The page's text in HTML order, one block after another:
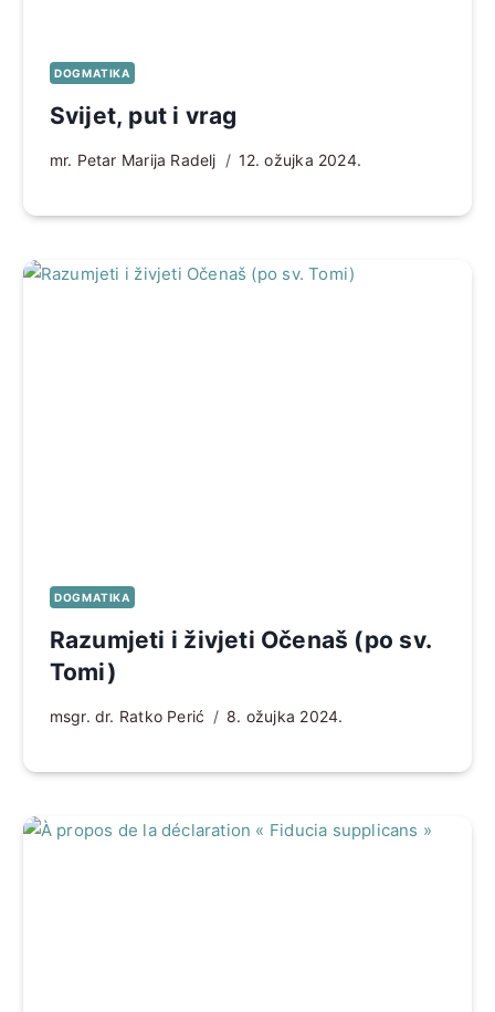
DOGMATIKA
Svijet, put i vrag
mr. Petar Marija Radelj 12. ožujka 2024.
DOGMATIKA
Razumjeti i živjeti Očenaš (po sv.
Tomi)
msgr. dr. Ratko Perić 8. ožujka 2024.